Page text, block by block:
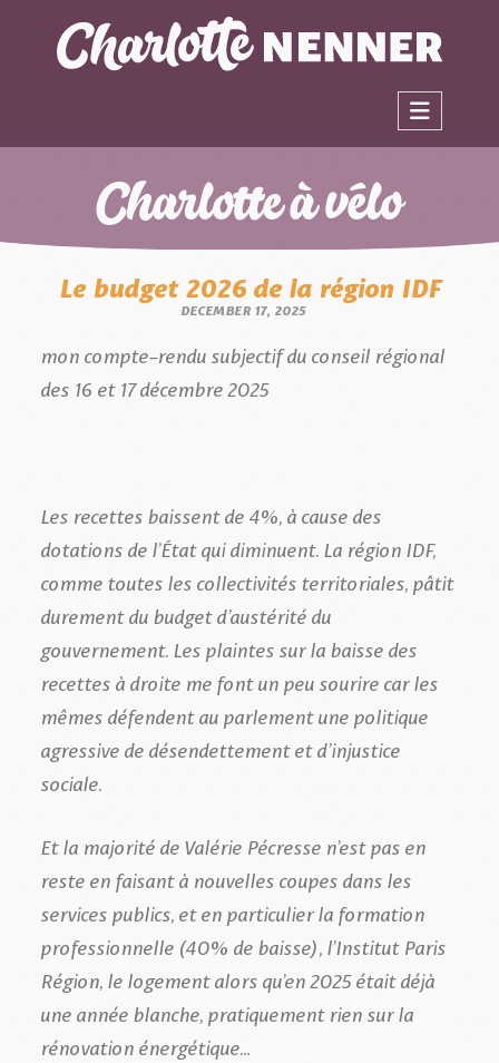
Charlotte à vélo
Le budget 2026 de la région IDF
DECEMBER 17, 2025
mon compte-rendu subjectif du conseil régional
des 16 et 17 décembre 2025
Les recettes baissent de 4%, à cause des
dotations de l’État qui diminuent. La région IDF,
comme toutes les collectivités territoriales, pâtit
durement du budget d’austérité du
gouvernement. Les plaintes sur la baisse des
recettes à droite me font un peu sourire car les
mêmes défendent au parlement une politique
agressive de désendettement et d’injustice
sociale.
Et la majorité de Valérie Pécresse n’est pas en
reste en faisant à nouvelles coupes dans les
services publics, et en particulier la formation
professionnelle (40% de baisse), l’Institut Paris
Région, le logement alors qu’en 2025 était déjà
une année blanche, pratiquement rien sur la
rénovation énergétique…